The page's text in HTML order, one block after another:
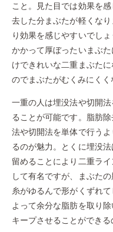
こと。見た目では効果を
去した分まぶたが軽くな
り効果を感じやすいでし
かかって厚ぼったいまぶ
けできれいな二重まぶた
のでまぶたがむくみにくく
一重の人は埋没法や切開
ることが可能です。脂肪
法や切開法を単体で行う
るのが魅力。とくに埋没
留めることにより二重ラ
して有名ですが、まぶた
糸がゆるんで形がくずれ
よって余分な脂肪を取り
キープさせることができる